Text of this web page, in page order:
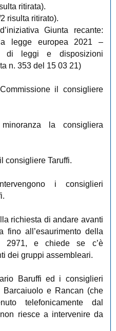
ritirata).
risulta ritirato).
Giunta recante:
legge europea 2021 –
di leggi e disposizioni
n. 353 del 15 03 21)
il consigliere
la consigliera
consigliere Taruffi.
i consiglieri
richiesta di andare avanti
fino all’esaurimento della
2971, e chiede se c’è
dei gruppi assembleari.
Baruffi ed i consiglieri
e Rancan (che
telefonicamente dal
riesce a intervenire da